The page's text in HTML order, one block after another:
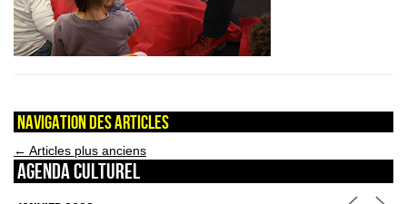
Navigation des articles
← Articles plus anciens
Agenda culturel